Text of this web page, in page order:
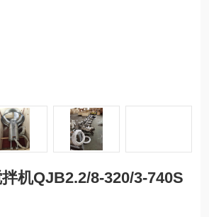
机QJB2.2/8-320/3-740S